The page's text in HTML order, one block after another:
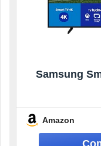
Samsung
Amazon